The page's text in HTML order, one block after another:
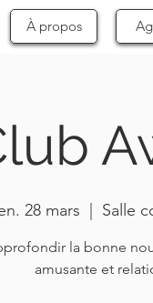
À propos
28 mars Salle
la bonne
amusante et